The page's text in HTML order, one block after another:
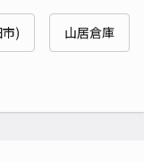
) 山居倉庫